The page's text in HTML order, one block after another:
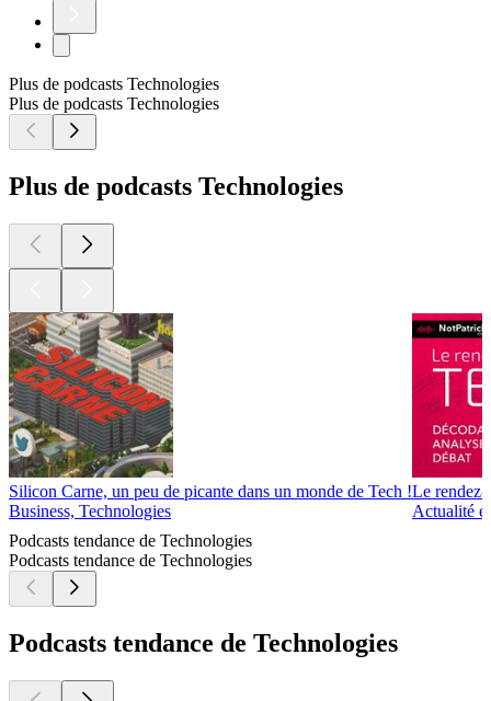
Plus de podcasts Technologies
Plus de podcasts Technologies
Plus de podcasts Technologies
Silicon Carne, un peu de picante dans un monde de Tech !
Business, Technologies
Le
Actualité
Podcasts tendance de Technologies
Podcasts tendance de Technologies
Podcasts tendance de Technologies